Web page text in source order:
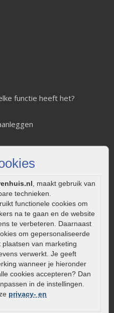
, maakt gebruik van
technieken.
functionele cookies om
na te gaan en de website
te verbeteren. Daarnaast
om gepersonaliseerde
van marketing
verwerkt. Je geeft
wanneer je hieronder
cookies accepteren? Dan
in de instellingen.
privacy- en
functie heeft het?